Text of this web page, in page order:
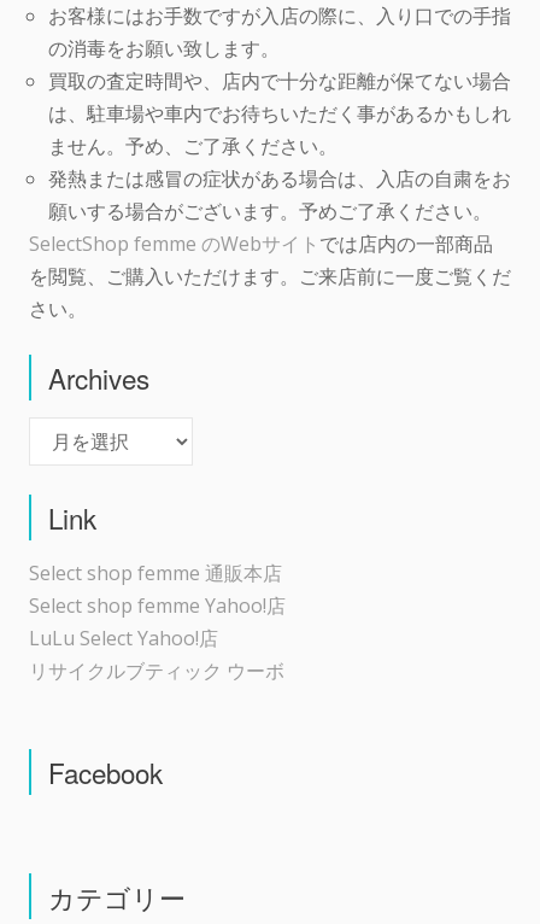
お客様にはお手数ですが入店の際に、入り口での手指
の消毒をお願い致します。
買取の査定時間や、店内で十分な距離が保てない場合
は、駐車場や車内でお待ちいただく事があるかもしれ
ません。予め、ご了承ください。
発熱または感冒の症状がある場合は、入店の自粛をお
願いする場合がございます。予めご了承ください。
SelectShop femme のWebサイト では店内の一部商品
を閲覧、ご購入いただけます。ご来店前に一度ご覧くだ
さい。
Archives
Link
Select shop femme 通販本店
Select shop femme Yahoo!店
LuLu Select Yahoo!店
リサイクルブティック ウーボ
Facebook
カテゴリー